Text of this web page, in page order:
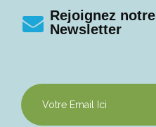
Rejoignez notre
Newsletter